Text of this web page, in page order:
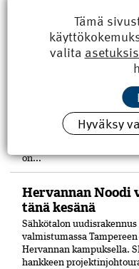
Pori sai uuden
Puu on merkittävässä
keskustaan Eteläpuiston ja
valmistuneessa
Rakennuskokonaisuuden
tehty CLT-levyistä.
on...
Hervannan Noodi
tänä kesänä
Sähkötalon uudisrakennus
valmistumassa
Hervannan kampuksella.
hankkeen
Tämä
valita
Hyväksy